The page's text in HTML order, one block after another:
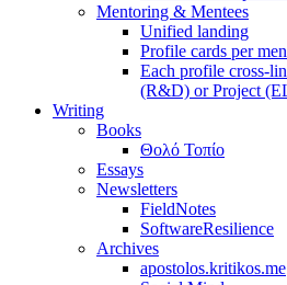
Mentoring & Mentees
Unified landing
Profile cards per
Each profile cross-
(R&D) or Project
Writing
Books
Θολό Τοπίο
Essays
Newsletters
FieldNotes
SoftwareResilience
Archives
apostolos.kritikos.me